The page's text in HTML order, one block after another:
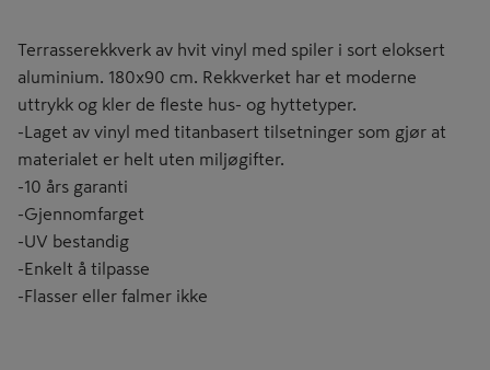
Terrasserekkverk av hvit vinyl med spiler i sort eloksert
aluminium. 180x90 cm. Rekkverket har et moderne
uttrykk og kler de fleste hus- og hyttetyper.
-Laget av vinyl med titanbasert tilsetninger som gjør at
materialet er helt uten miljøgifter.
-10 års garanti
-Gjennomfarget
-UV bestandig
-Enkelt å tilpasse
-Flasser eller falmer ikke